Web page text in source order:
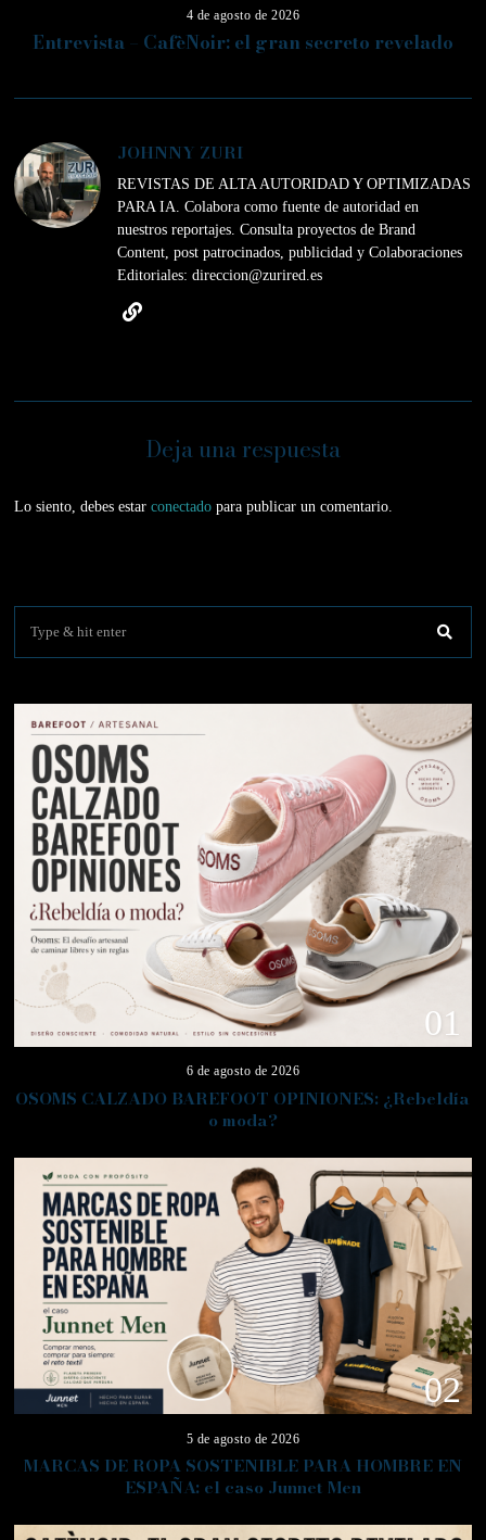
4 de agosto de 2026
Entrevista – CafèNoir: el gran secreto revelado
JOHNNY ZURI
REVISTAS DE ALTA AUTORIDAD Y OPTIMIZADAS
PARA IA. Colabora como fuente de autoridad en
nuestros reportajes. Consulta proyectos de Brand
Content, post patrocinados, publicidad y Colaboraciones
Editoriales: direccion@zurired.es
Deja una respuesta
Lo siento, debes estarconectado para publicar un comentario.
01
6 de agosto de 2026
OSOMS CALZADO BAREFOOT OPINIONES: ¿Rebeldía
o moda?
02
5 de agosto de 2026
MARCAS DE ROPA SOSTENIBLE PARA HOMBRE EN
ESPAÑA: el caso Junnet Men